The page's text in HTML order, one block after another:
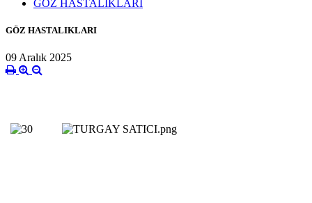
GÖZ HASTALIKLARI
GÖZ HASTALIKLARI
09 Aralık 2025